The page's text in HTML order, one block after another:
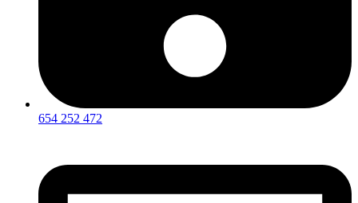
654 252 472